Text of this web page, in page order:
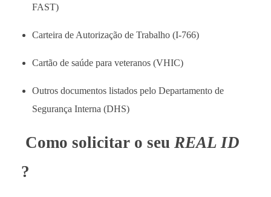
FAST)
Carteira de Autorização de Trabalho (I-766)
Cartão de saúde para veteranos (VHIC)
Outros documentos listados pelo Departamento de
Segurança Interna (DHS)
Como solicitar o seu REAL ID
?